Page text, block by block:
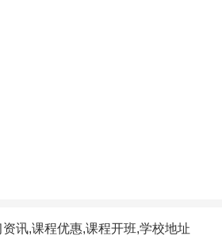
讯,课程优惠,课程开班,学校地址